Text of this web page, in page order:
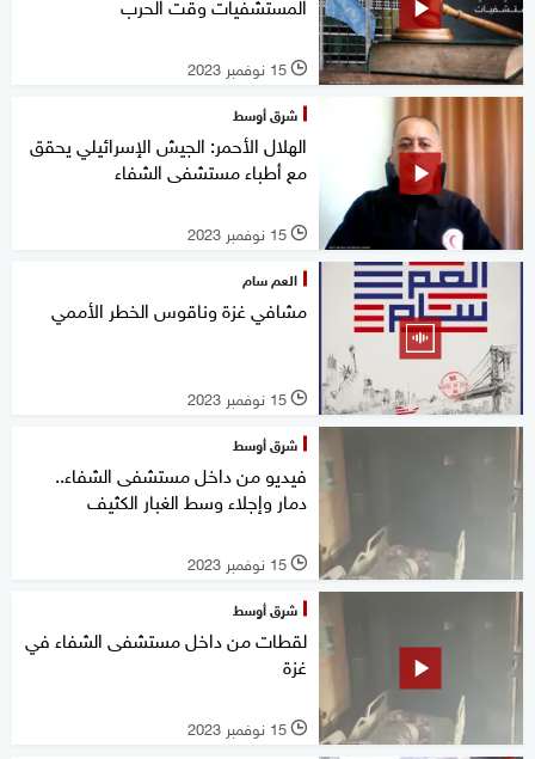
l 15 نوفمبر 2023
شرق أوسط
الهلال الأحمر: الجيش الإسرائيلي يحقق
مع أطباء مستشفى الشفاء
l 15 نوفمبر 2023
العم سام
مشافي غزة وناقوس الخطر الأممي
l 15 نوفمبر 2023
شرق أوسط
فيديو من داخل مستشفى الشفاء..
دمار وإجلاء وسط الغبار الكثيف
l 15 نوفمبر 2023
شرق أوسط
لقطات من داخل مستشفى الشفاء في
غزة
l 15 نوفمبر 2023